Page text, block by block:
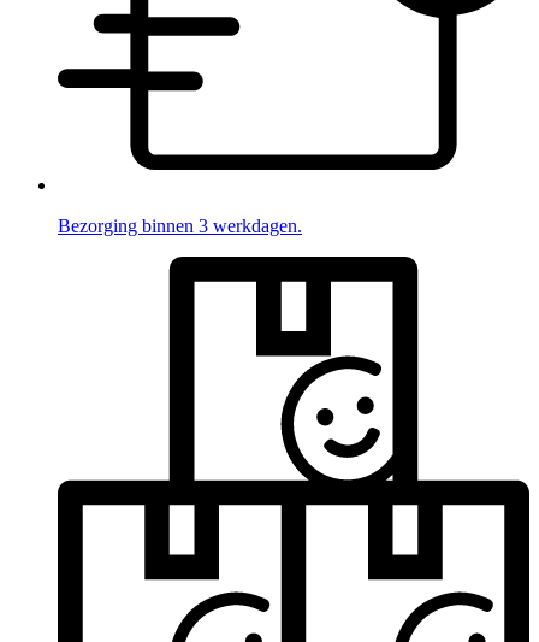
Bezorging binnen 3 werkdagen.